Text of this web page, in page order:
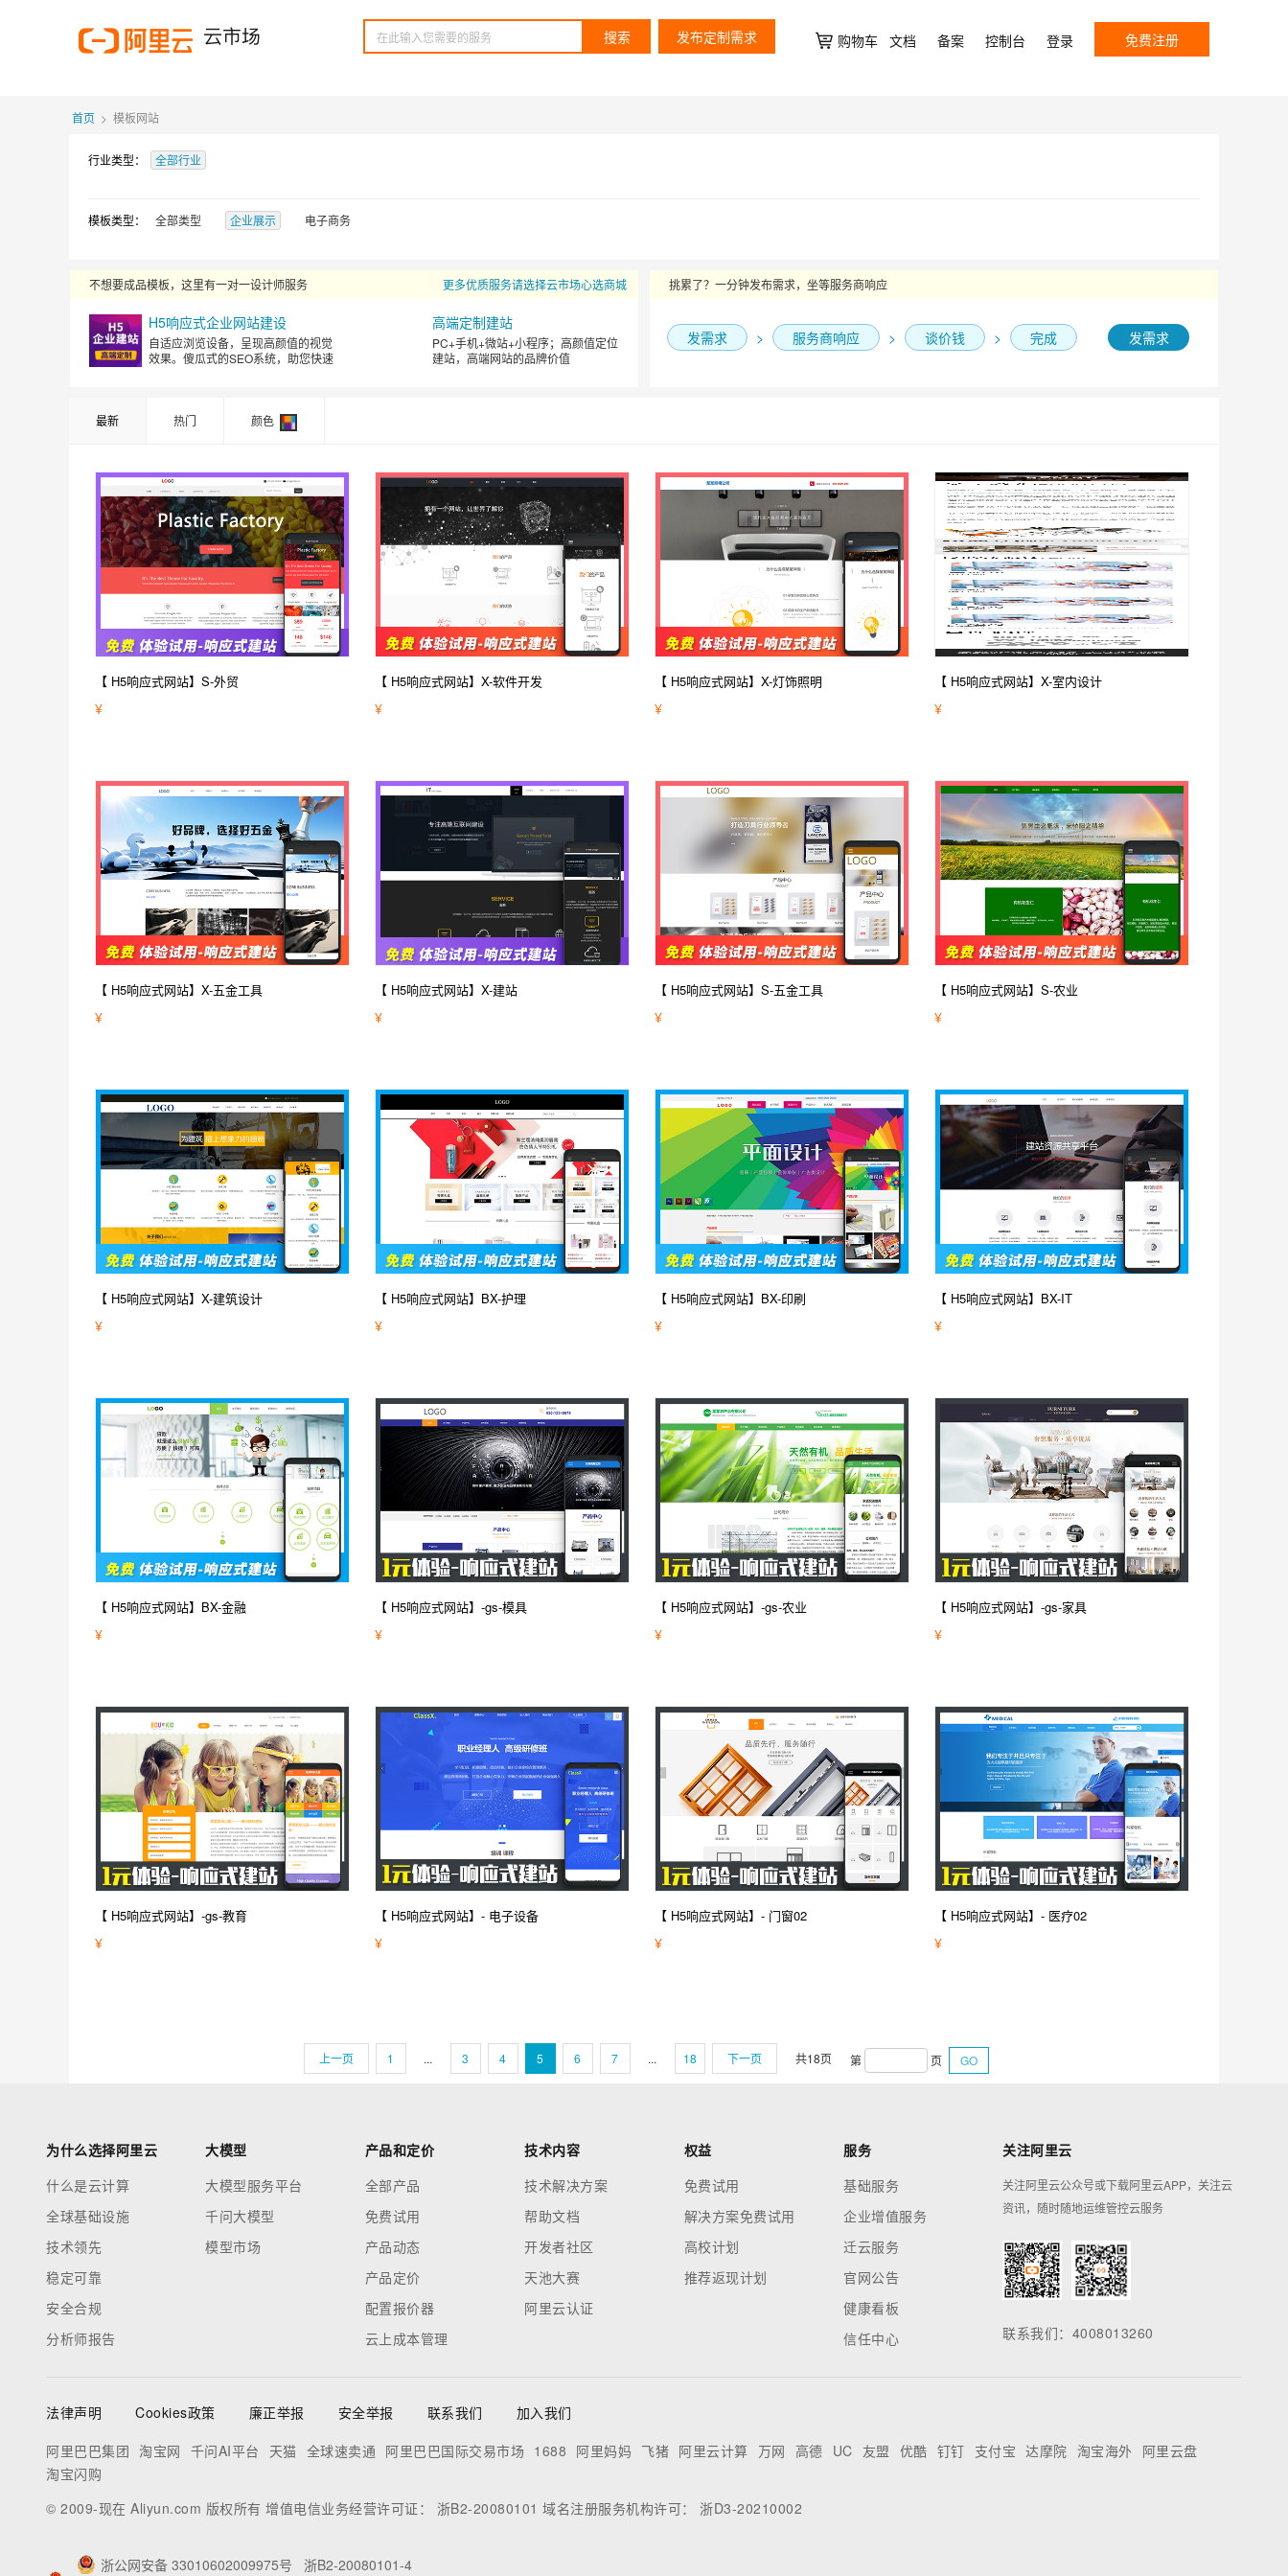
搜索 发布定制需求 购物车 文档 备案 控制台 登录 免费注册
首页 > 模板网站
行业类型： 全部行业
模板类型： 全部类型 企业展示 电子商务
不想要成品模板，这里有一对一设计师服务 更多优质服务请选择云市场心选商城
H5响应式企业网站建设
自适应浏览设备，呈现高颜值的视觉
效果。傻瓜式的SEO系统，助您快速
高端定制建站
PC+手机+微站+小程序；高颜值定位
建站，高端网站的品牌价值
挑累了？一分钟发布需求，坐等服务商响应
发需求 > 服务商响应 > 谈价钱 > 完成 发需求
最新 热门 颜色
【 H5响应式网站】S-外贸
¥
【 H5响应式网站】X-软件开发
¥
【 H5响应式网站】X-灯饰照明
¥
【 H5响应式网站】X-室内设计
¥
【 H5响应式网站】X-五金工具
¥
【 H5响应式网站】X-建站
¥
【 H5响应式网站】S-五金工具
¥
【 H5响应式网站】S-农业
¥
【 H5响应式网站】X-建筑设计
¥
【 H5响应式网站】BX-护理
¥
【 H5响应式网站】BX-印刷
¥
【 H5响应式网站】BX-IT
¥
【 H5响应式网站】BX-金融
¥
【 H5响应式网站】-gs-模具
¥
【 H5响应式网站】-gs-农业
¥
【 H5响应式网站】-gs-家具
¥
【 H5响应式网站】-gs-教育
¥
【 H5响应式网站】- 电子设备
¥
【 H5响应式网站】- 门窗02
¥
【 H5响应式网站】- 医疗02
¥
上一页 1 ... 3 4 5 6 7 ... 18 下一页 共18页 第 页 GO